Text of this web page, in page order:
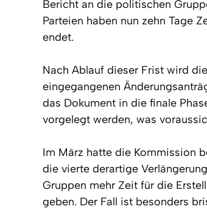
Bericht an die politischen
Parteien haben nun zehn Tage
endet.
Nach Ablauf dieser Frist wird
eingegangenen
das Dokument in die finale
vorgelegt werden, was
Im März hatte die Kommission
die vierte derartige
Gruppen mehr Zeit für die
geben. Der Fall ist besonders